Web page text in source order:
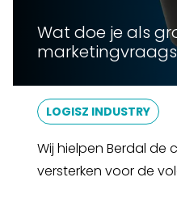
Wat doe je als
LOGISZ INDUSTRY
Wij hielpen Berdal de
versterken voor de